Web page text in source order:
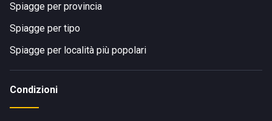
Spiagge per provincia
Spiagge per tipo
Spiagge per località più popolari
Condizioni